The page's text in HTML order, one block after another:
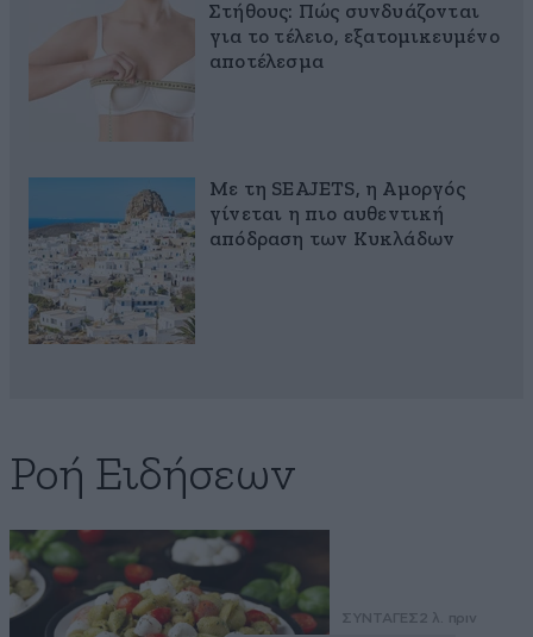
Στήθους: Πώς συνδυάζονται
για το τέλειο, εξατομικευμένο
αποτέλεσμα
Με τη SEAJETS, η Αμοργός
γίνεται η πιο αυθεντική
απόδραση των Κυκλάδων
Ροή Ειδήσεων
ΣΥΝΤΑΓΕΣ2 λ. πριν